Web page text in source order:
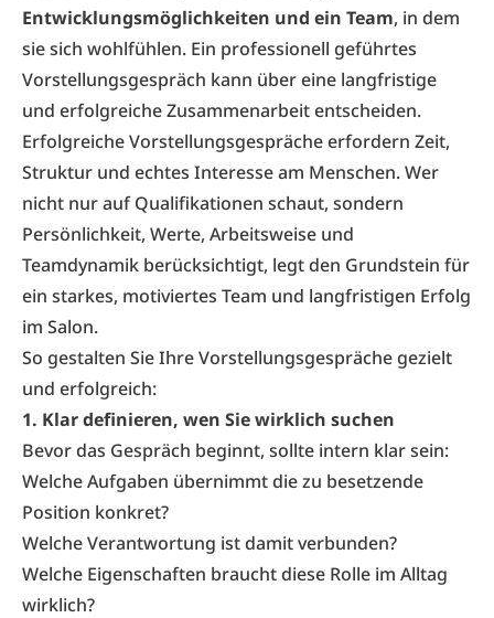
Entwicklungsmöglichkeiten und ein Team, in dem
sie sich wohlfühlen. Ein professionell geführtes
Vorstellungsgespräch kann über eine langfristige
und erfolgreiche Zusammenarbeit entscheiden.
Erfolgreiche Vorstellungsgespräche erfordern Zeit,
Struktur und echtes Interesse am Menschen. Wer
nicht nur auf Qualifikationen schaut, sondern
Persönlichkeit, Werte, Arbeitsweise und
Teamdynamik berücksichtigt, legt den Grundstein für
ein starkes, motiviertes Team und langfristigen Erfolg
im Salon.
So gestalten Sie Ihre Vorstellungsgespräche gezielt
und erfolgreich:
1. Klar definieren, wen Sie wirklich suchen
Bevor das Gespräch beginnt, sollte intern klar sein:
Welche Aufgaben übernimmt die zu besetzende
Position konkret?
Welche Verantwortung ist damit verbunden?
Welche Eigenschaften braucht diese Rolle im Alltag
wirklich?